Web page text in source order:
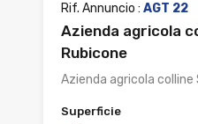
Rif. Annuncio : AGT 22
Azienda agricola
Rubicone
Azienda agricola colline
Superficie